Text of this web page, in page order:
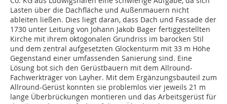
Lasten über die Dachfläche und Außenmauern nicht
ableiten ließen. Dies liegt daran, dass Dach und Fassade der
1730 unter Leitung von Johann Jakob Bager fertiggestellten
Kirche mit ihrem oktogonalen Grundriss im barocken Stil
und dem zentral aufgesetzten Glockenturm mit 33 m Höhe
Gegenstand einer umfassenden Sanierung sind. Eine
Lösung bot sich den Gerüstbauern mit dem Allround-
Fachwerkträger von Layher. Mit dem Ergänzungsbauteil zum
Allround-Gerüst konnten sie problemlos vier jeweils 21 m
lange Überbrückungen montieren und das Arbeitsgerüst für